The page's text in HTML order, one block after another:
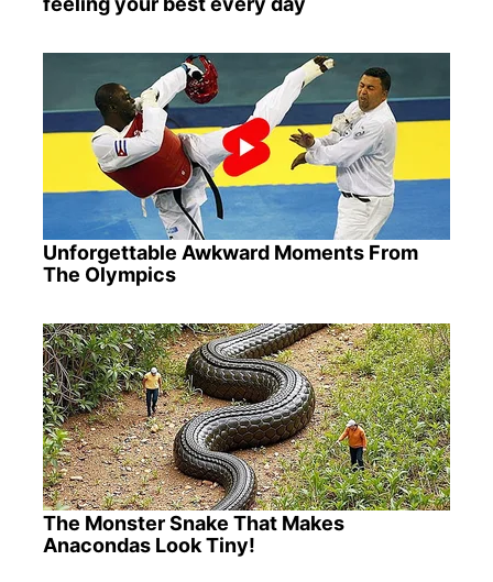
Unforgettable Awkward Moments From
The Olympics
The Monster Snake That Makes
Anacondas Look Tiny!